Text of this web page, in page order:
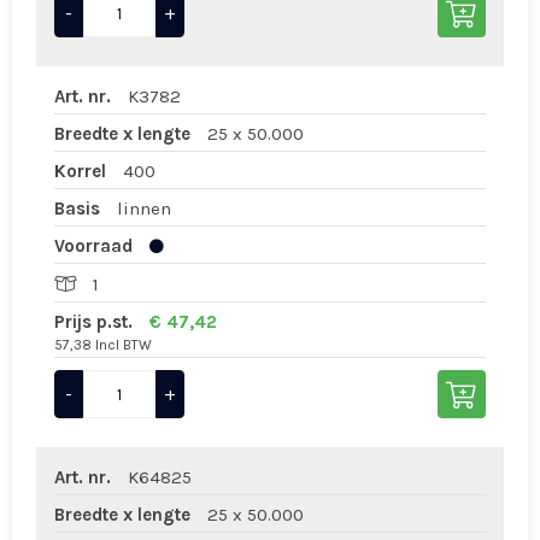
- +
Art. nr.
K3782
Breedte x lengte
25 x 50.000
Korrel
400
Basis
linnen
Voorraad
1
Prijs p.st.
€ 47,42
57,38 Incl BTW
- +
Art. nr.
K64825
Breedte x lengte
25 x 50.000